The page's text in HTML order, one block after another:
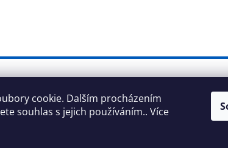
cookie. Dalším procházením
souhlas s jejich používáním.. Více